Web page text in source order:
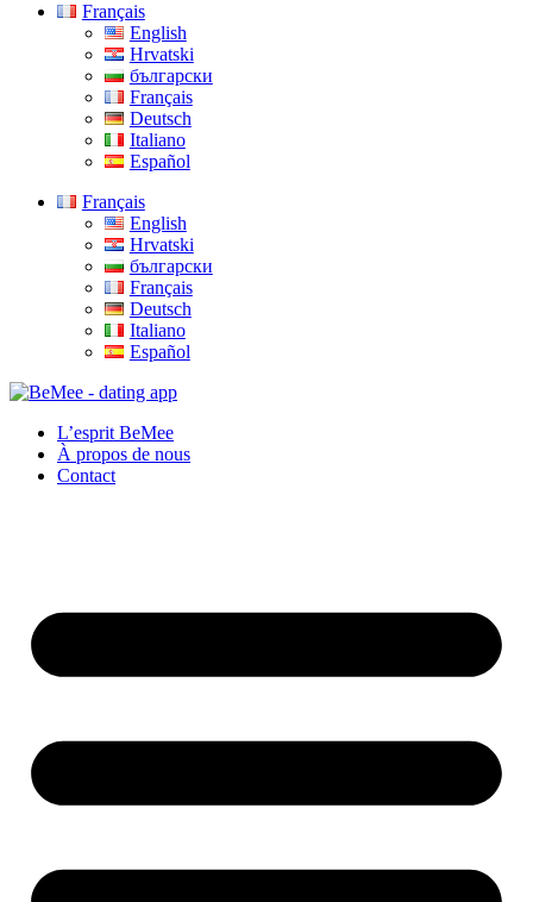
Français
English
Hrvatski
български
Français
Deutsch
Italiano
Español
Français
English
Hrvatski
български
Français
Deutsch
Italiano
Español
L’esprit BeMee
À propos de nous
Contact